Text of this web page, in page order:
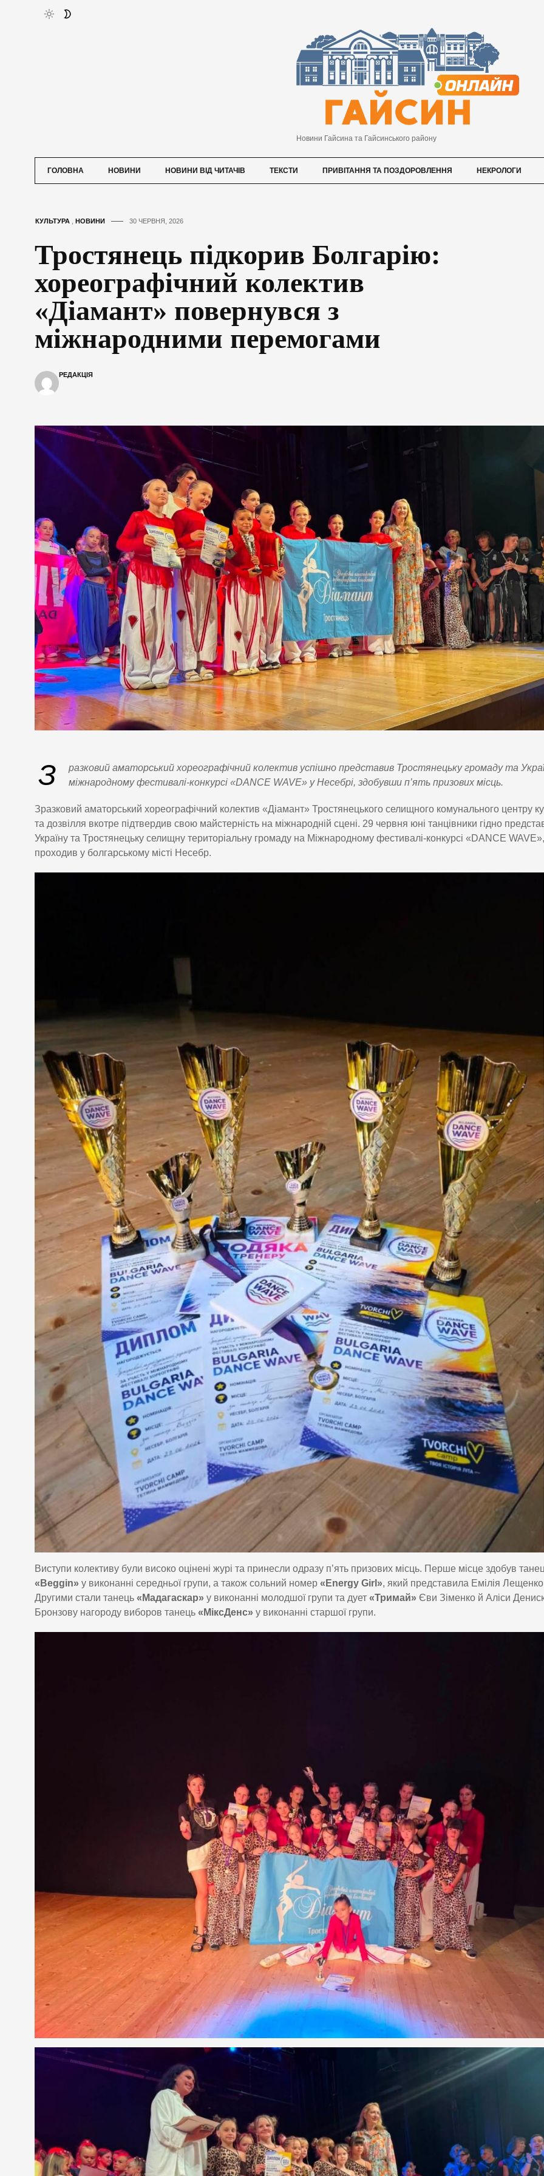
Новини Гайсина та Гайсинського району
ГОЛОВНА НОВИНИ НОВИНИ ВІД ЧИТАЧІВ ТЕКСТИ ПРИВІТАННЯ ТА ПОЗДОРОВЛЕННЯ НЕКРОЛОГИ
КУЛЬТУРА НОВИНИ 30 ЧЕРВНЯ, 2026
Тростянець підкорив Болгарію:
хореографічний колектив
«Діамант» повернувся з
міжнародними перемогами
РЕДАКЦІЯ
З
разковий аматорський хореографічний колектив успішно представив Тростянецьку громаду та
міжнародному фестивалі-конкурсі «DANCE WAVE» у Несебрі, здобувши п’ять призових місць.
Зразковий аматорський хореографічний колектив «Діамант» Тростянецького селищного комунального центру
та дозвілля вкотре підтвердив свою майстерність на міжнародній сцені. 29 червня юні танцівники гідно
Україну та Тростянецьку селищну територіальну громаду на Міжнародному фестивалі-конкурсі «DANCE
проходив у болгарському місті Несебр.
Виступи колективу були високо оцінені журі та принесли одразу п’ять призових місць. Перше місце здобув
«Beggin» у виконанні середньої групи, а також сольний номер «Energy Girl», який представила Емілія
Другими стали танець «Мадагаскар» у виконанні молодшої групи та дует «Тримай» Єви Зіменко й Аліси
Бронзову нагороду виборов танець «МіксДенс» у виконанні старшої групи.